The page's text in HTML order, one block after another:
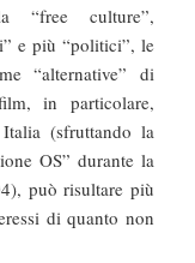
“free culture”,
e più “politici”, le
“alternative” di
in particolare,
(sfruttando la
OS” durante la
può risultare più
di quanto non